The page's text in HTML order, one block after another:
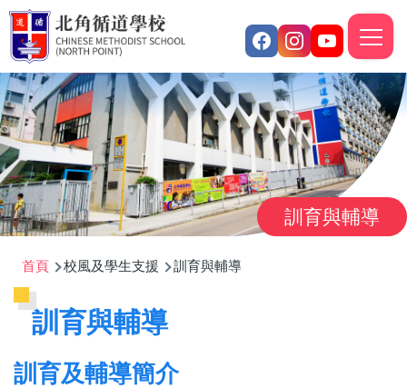
移至主內容
訓育與輔導
導
航
連
結
首頁 校風及學生支援 訓育與輔導
訓育與輔導
訓育及輔導簡介